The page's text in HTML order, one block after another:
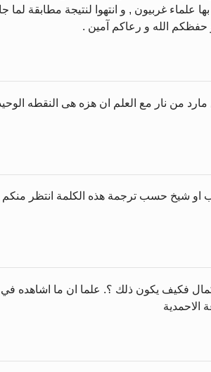
غربيون , و انتهوا لنتيجة مطابقة لما
حفظكم الله و رعاكم آمين .
من نار مع العلم ان هزه هى النقطه
او شيخ حسب ترجمة هذه الكلمة انتظر
فكيف يكون ذلك ؟. علما ان ما اشاهده في
الاحمدية